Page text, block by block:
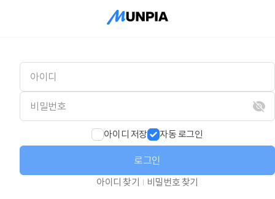
아이디 저장 자동 로그인
로그인
아이디 찾기 비밀번호 찾기